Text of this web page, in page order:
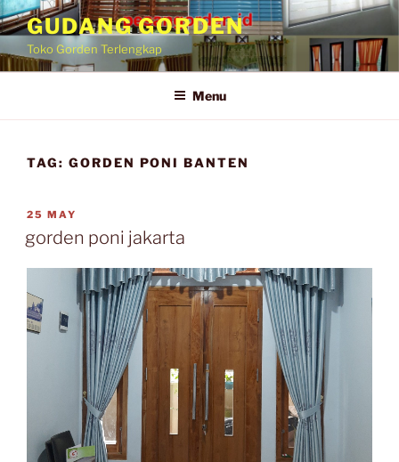
GUDANG GORDEN
Toko Gorden Terlengkap
Menu
TAG: GORDEN PONI BANTEN
25 MAY
gorden poni jakarta